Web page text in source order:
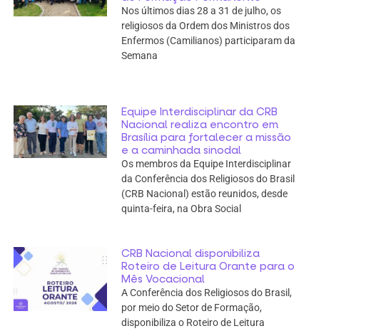
Nos últimos dias 28 a 31 de julho, os
religiosos da Ordem dos Ministros dos
Enfermos (Camilianos) participaram da
Semana
Equipe Interdisciplinar da CRB
Nacional realiza encontro em
Brasília para fortalecer a missão
e a caminhada sinodal
Os membros da Equipe Interdisciplinar
da Conferência dos Religiosos do Brasil
(CRB Nacional) estão reunidos, desde
quinta-feira, na Obra Social
CRB Nacional disponibiliza
Roteiro de Leitura Orante para o
Mês Vocacional
A Conferência dos Religiosos do Brasil,
por meio do Setor de Formação,
disponibiliza o Roteiro de Leitura